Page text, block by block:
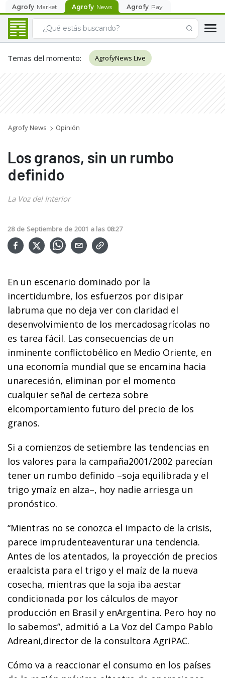
Agrofy Market Agrofy News Agrofy Pay
Temas del momento: AgrofyNews Live
Agrofy News Opinión
Los granos, sin un rumbo
definido
La Voz del Interior
28 de Septiembre de 2001 a las 08:27
En un escenario dominado por la
incertidumbre, los esfuerzos por disipar
labruma que no deja ver con claridad el
desenvolvimiento de los mercadosagrícolas no
es tarea fácil. Las consecuencias de un
inminente conflictobélico en Medio Oriente, en
una economía mundial que se encamina hacia
unarecesión, eliminan por el momento
cualquier señal de certeza sobre
elcomportamiento futuro del precio de los
granos.
Si a comienzos de setiembre las tendencias en
los valores para la campaña2001/2002 parecían
tener un rumbo definido –soja equilibrada y el
trigo ymaíz en alza–, hoy nadie arriesga un
pronóstico.
“Mientras no se conozca el impacto de la crisis,
parece imprudenteaventurar una tendencia.
Antes de los atentados, la proyección de precios
eraalcista para el trigo y el maíz de la nueva
cosecha, mientras que la soja iba aestar
condicionada por los cálculos de mayor
producción en Brasil y enArgentina. Pero hoy no
lo sabemos”, admitió a La Voz del Campo Pablo
Adreani,director de la consultora AgriPAC.
Cómo va a reaccionar el consumo en los países